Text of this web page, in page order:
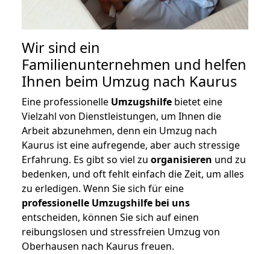
Wir sind ein
Familienunternehmen und helfen
Ihnen beim Umzug nach Kaurus
Eine professionelle Umzugshilfe bietet eine
Vielzahl von Dienstleistungen, um Ihnen die
Arbeit abzunehmen, denn ein Umzug nach
Kaurus ist eine aufregende, aber auch stressige
Erfahrung. Es gibt so viel zu organisieren und zu
bedenken, und oft fehlt einfach die Zeit, um alles
zu erledigen. Wenn Sie sich für eine
professionelle Umzugshilfe bei uns
entscheiden, können Sie sich auf einen
reibungslosen und stressfreien Umzug von
Oberhausen nach Kaurus freuen.